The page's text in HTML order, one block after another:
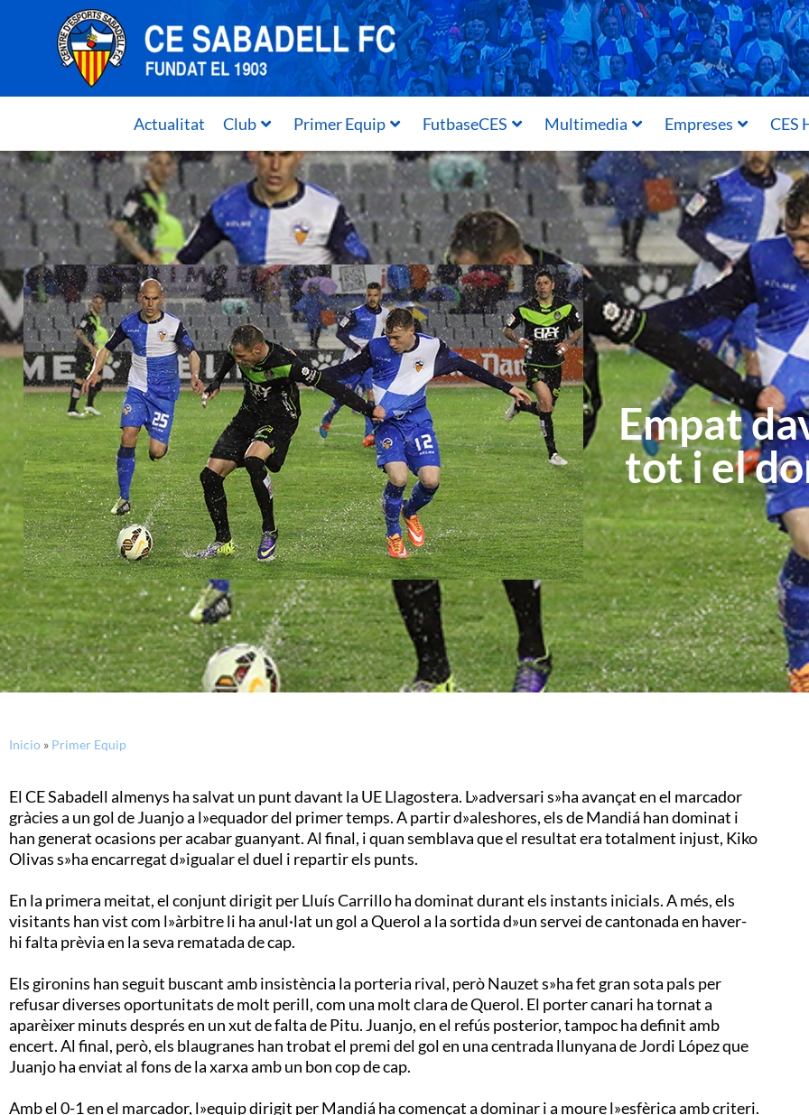
Actualitat Club Primer Equip FutbaseCES Multimedia Empreses CES
Empat
tot i el
Inicio » Primer Equip
El CE Sabadell almenys ha salvat un punt davant la UE Llagostera. L»adversari s»ha avançat en el marcador
gràcies a un gol de Juanjo a l»equador del primer temps. A partir d»aleshores, els de Mandiá han dominat i
han generat ocasions per acabar guanyant. Al final, i quan semblava que el resultat era totalment injust, Kiko
Olivas s»ha encarregat d»igualar el duel i repartir els punts.
En la primera meitat, el conjunt dirigit per Lluís Carrillo ha dominat durant els instants inicials. A més, els
visitants han vist com l»àrbitre li ha anul·lat un gol a Querol a la sortida d»un servei de cantonada en haver-
hi falta prèvia en la seva rematada de cap.
Els gironins han seguit buscant amb insistència la porteria rival, però Nauzet s»ha fet gran sota pals per
refusar diverses oportunitats de molt perill, com una molt clara de Querol. El porter canari ha tornat a
aparèixer minuts després en un xut de falta de Pitu. Juanjo, en el refús posterior, tampoc ha definit amb
encert. Al final, però, els blaugranes han trobat el premi del gol en una centrada llunyana de Jordi López que
Juanjo ha enviat al fons de la xarxa amb un bon cop de cap.
Amb el 0-1 en el marcador, l»equip dirigit per Mandiá ha començat a dominar i a moure l»esfèrica amb criteri.